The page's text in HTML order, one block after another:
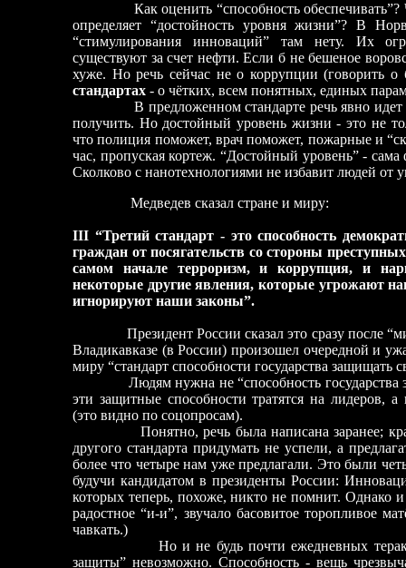
Как оценить “способность
определяет “достойность уровня жизни”? В
“стимулирования инноваций” там нету. Их
существуют за счет нефти. Если б не бешеное
хуже. Но речь сейчас не о коррупции (говорить
стандартах - о чётких, всем понятных, единых
В предложенном стандарте речь явно
получить. Но достойный уровень жизни- это не
что полиция поможет, врач поможет, пожарные и
час, пропуская кортеж. “Достойный уровень”- сама
Сколково с нанотехнологиями не избавит людей от
Медведев сказал стране и миру:
III “Третий стандарт- это способность
граждан от посягательств со стороны
самом начале терроризм, и коррупция, и
некоторые другие явления, которые угрожают
игнорируют наши законы”.
Президент России сказал это сразу после
Владикавказе (в России) произошел очередной и
миру “стандарт способности государства защищать
Людям нужна не “способность
эти защитные способности тратятся на лидеров,
(это видно по соцопросам).
Понятно, речь была написана заранее;
другого стандарта придумать не успели, а
более что четыре нам уже предлагали. Это были
будучи кандидатом в президенты России:
которых теперь, похоже, никто не помнит. Однако и
радостное “и-и”, звучало басовитое торопливое
чавкать.)
Но и не будь почти ежедневных
защиты” невозможно. Способность - вещь